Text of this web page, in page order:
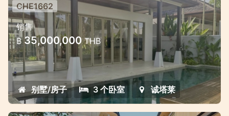
普吉岛呈塔蕾高端别墅（三卧室）
普吉岛呈塔蕾高端别墅（三卧室）
CHE1662
销售
฿ 35,000,000THB
别墅/房子 3 个卧室 诚塔莱